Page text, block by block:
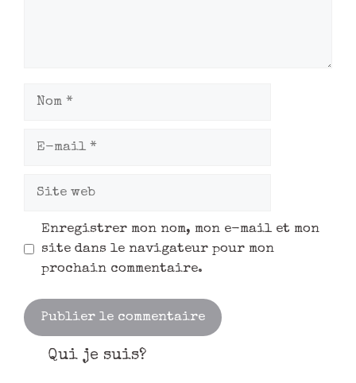
Enregistrer mon nom, mon e-mail et mon
site dans le navigateur pour mon
prochain commentaire.
Qui je suis?